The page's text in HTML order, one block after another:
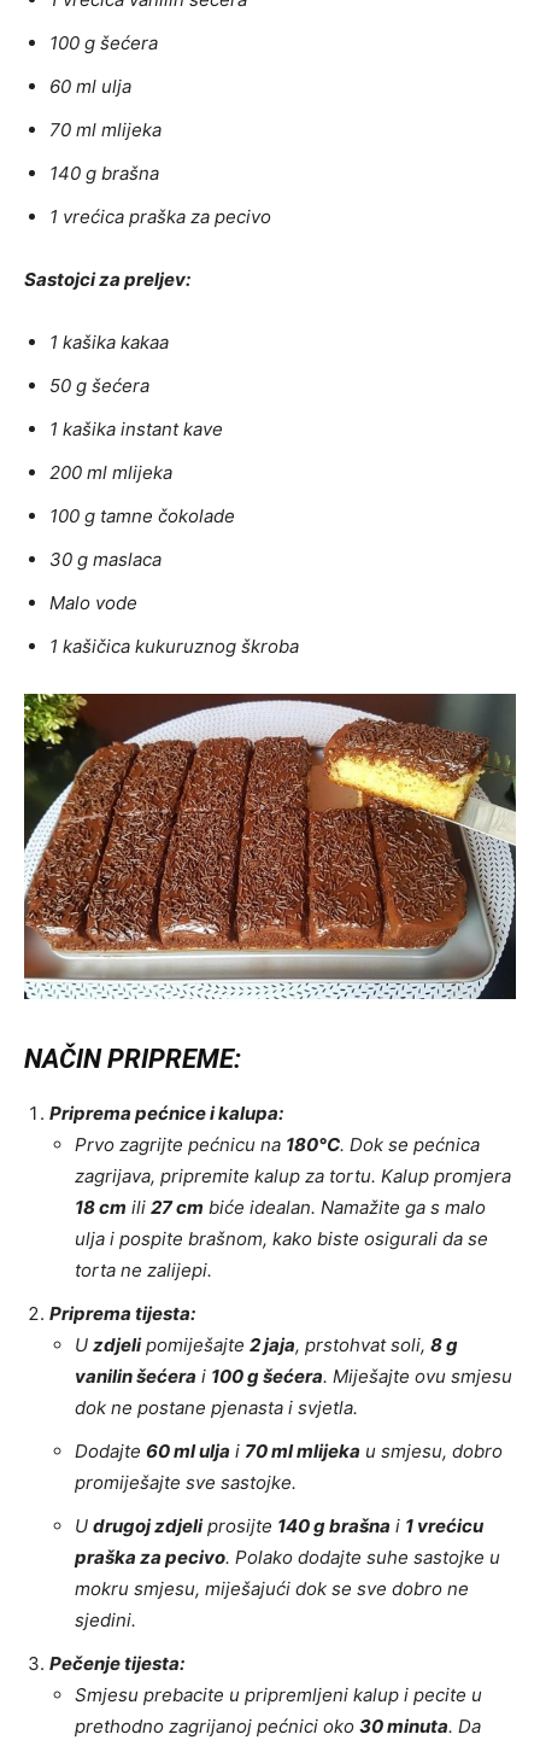
100 g šećera
60 ml ulja
70 ml mlijeka
140 g brašna
1 vrećica praška za pecivo
Sastojci za preljev:
1 kašika kakaa
50 g šećera
1 kašika instant kave
200 ml mlijeka
100 g tamne čokolade
30 g maslaca
Malo vode
1 kašičica kukuruznog škroba
NAČIN PRIPREME:
Priprema pećnice i kalupa:
Prvo zagrijte pećnicu na 180°C. Dok se pećnica
zagrijava, pripremite kalup za tortu. Kalup promjera
18 cm ili 27 cm biće idealan. Namažite ga s malo
ulja i pospite brašnom, kako biste osigurali da se
torta ne zalijepi.
Priprema tijesta:
U zdjelipomiješajte 2 jaja, prstohvat soli, 8 g
vanilin šećera i 100 g šećera. Miješajte ovu smjesu
dok ne postane pjenasta i svjetla.
Dodajte 60 ml ulja i 70 ml mlijeka u smjesu, dobro
promiješajte sve sastojke.
U drugoj zdjeliprosijte 140 g brašna i 1 vrećicu
praška za pecivo. Polako dodajte suhe sastojke u
mokru smjesu, miješajući dok se sve dobro ne
sjedini.
Pečenje tijesta:
Smjesu prebacite u pripremljeni kalup i pecite u
prethodno zagrijanoj pećnici oko 30 minuta. Da